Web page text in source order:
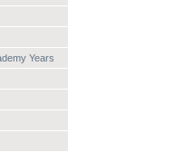
Years